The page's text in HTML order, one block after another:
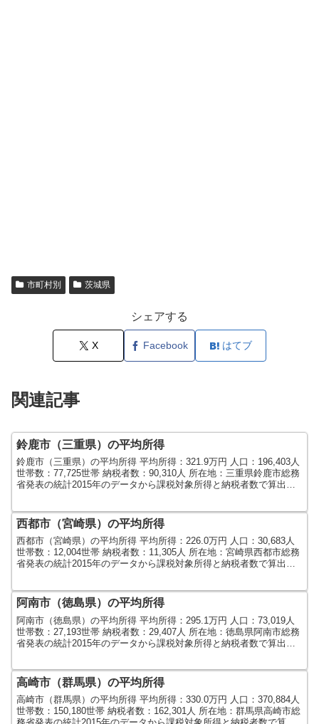
市町村別 茨城県
シェアする
X Facebook はてブ
関連記事
鈴鹿市（三重県）の平均所得
鈴鹿市（三重県）の平均所得 平均所得：321.9万円 人口：196,403人
世帯数：77,725世帯 納税者数：90,310人 所在地：三重県鈴鹿市総務
省発表の統計2015年のデータから課税対象所得と納税者数で算出し
西都市（宮崎県）の平均所得
西都市（宮崎県）の平均所得 平均所得：226.0万円 人口：30,683人
世帯数：12,004世帯 納税者数：11,305人 所在地：宮崎県西都市総務
省発表の統計2015年のデータから課税対象所得と納税者数で算出し
阿南市（徳島県）の平均所得
阿南市（徳島県）の平均所得 平均所得：295.1万円 人口：73,019人
世帯数：27,193世帯 納税者数：29,407人 所在地：徳島県阿南市総務
省発表の統計2015年のデータから課税対象所得と納税者数で算出し
高崎市（群馬県）の平均所得
高崎市（群馬県）の平均所得 平均所得：330.0万円 人口：370,884人
世帯数：150,180世帯 納税者数：162,301人 所在地：群馬県高崎市総